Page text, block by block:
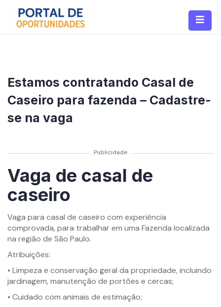
Estamos contratando Casal de
Caseiro para fazenda – Cadastre-
se na vaga
Publicidade
Vaga de casal de
caseiro
Vaga para casal de caseiro com experiência
comprovada, para trabalhar em uma Fazenda localizada
na região de São Paulo.
Atribuições:
• Limpeza e conservação geral da propriedade, incluindo
jardinagem, manutenção de portões e cercas;
• Cuidado com animais de estimação;